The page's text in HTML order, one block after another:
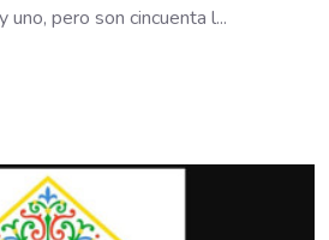
uno, pero son cincuenta l...